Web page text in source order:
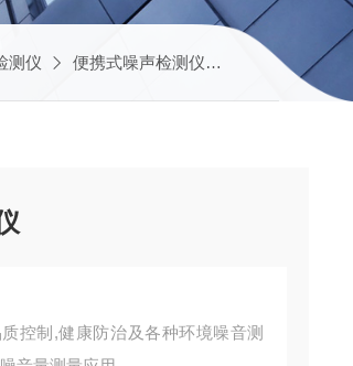
测仪 便携式噪声检测仪 JYB-Z轻便小
控制,健康防治及各种环境噪音测